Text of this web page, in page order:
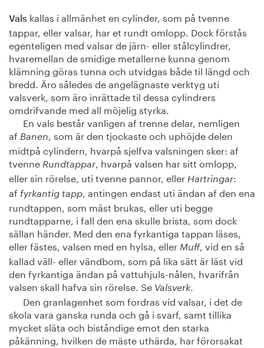
Vals kallas i allmänhet en cylinder, som på tvenne
tappar, eller valsar, har et rundt omlopp. Dock förstås
egenteligen med valsar de järn- eller stålcylindrer,
hvaremellan de smidige metallerne kunna genom
klämning göras tunna och utvidgas både til längd och
bredd. Äro således de angelägnaste verktyg uti
valsverk, som äro inrättade til dessa cylindrers
omdrifvande med all möjelig styrka.
En vals består vanligen af trenne delar, nemligen
af Banen, som är den tjockaste och uphöjde delen
midtpå cylindern, hvarpå sjelfva valsningen sker: af
tvenne Rundtappar, hvarpå valsen har sitt omlopp,
eller sin rörelse, uti tvenne pannor, eller Hartringar:
af fyrkantig tapp, antingen endast uti ändan af den ena
rundtappen, som mäst brukas, eller uti begge
rundtapparne, i fall den ena skulle brista, som dock
sällan händer. Med den ena fyrkantiga tappan läses,
eller fästes, valsen med en hylsa, eller Muff, vid en så
kallad väll- eller vändbom, som på lika sätt är läst vid
den fyrkantiga ändan på vattuhjuls-nålen, hvarifrån
valsen skall hafva sin rörelse. Se Valsverk.
Den granlagenhet som fordras vid valsar, i det de
skola vara ganska runda och gå i svarf, samt tillika
mycket släta och biståndige emot den starka
påkänning, hvilken de mäste uthärda, har förorsakat